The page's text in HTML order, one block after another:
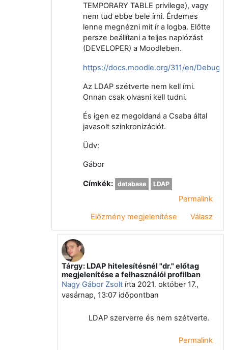
TEMPORARY TABLE privilege), vagy
nem tud ebbe bele írni. Érdemes
lenne megnézni mit ír a logba. Előtte
persze beállítani a teljes naplózást
(DEVELOPER) a Moodleben.
https://docs.moodle.org/311/en/
Az LDAP szétverte nem kell írni.
Onnan csak olvasni kell tudni.
És igen ez megoldaná a Csaba által
javasolt szinkronizációt.
Üdv:
Gábor
Címkék: database LDAP
Permalink
Előzmény megjelenítése
Válasz
Válasz erre: Nagy Gábor Zsolt
Tárgy: LDAP hitelesítésnél "dr." előtag
megjelenítése a felhasználói profilban
Nagy Gábor Zsoltírta 2021. október 17.,
vasárnap, 13:07időpontban
LDAP szerverre és nem szétverte.
Permalink